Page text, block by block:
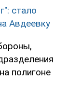
стало
Авдеевку
полигоне